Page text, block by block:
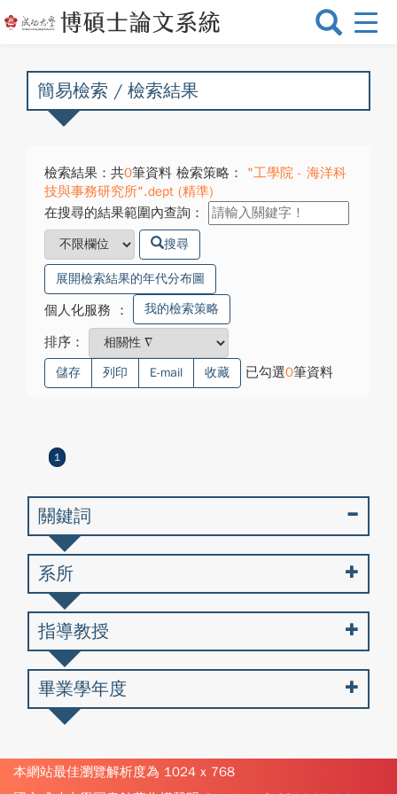
選
換
簡易檢索 / 檢索結果
檢索結果：共0筆資料 檢索策略：
"工學院 - 海洋科
技與事務研究所".dept (精準)
在搜尋的結果範圍內查詢：
搜尋
展開檢索結果的年代分布圖
個人化服務 ： 我的檢索策略
排序：
儲存 列印 E-mail 收藏 已勾選0筆資料
1
關鍵詞
系所
指導教授
畢業學年度
本網站最佳瀏覽解析度為 1024 x 768